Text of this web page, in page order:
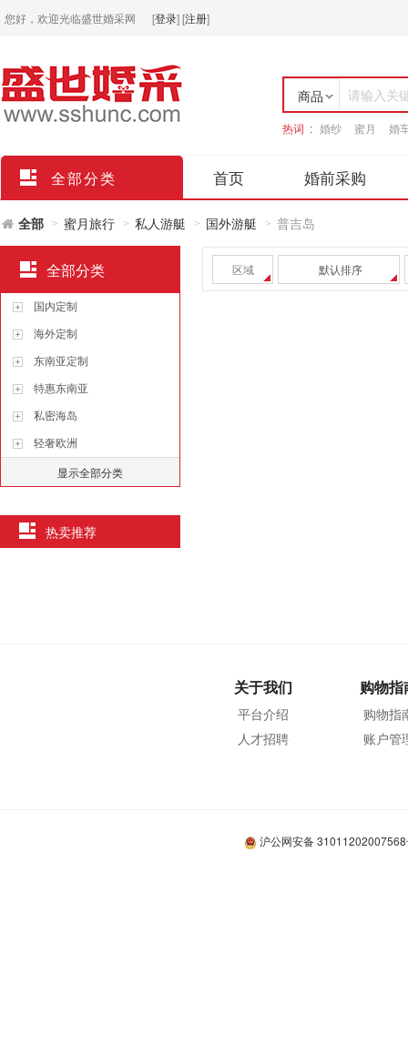
您好，欢迎光临盛世婚采网 [登录][注册]
商品
店铺
请输入关
热词 : 婚纱 蜜月 婚
全部分类 首页 婚前采购
全部 > 蜜月旅行 > 私人游艇 > 国外游艇 > 普吉岛
区域 默认排序
全部分类
国内定制
海外定制
东南亚定制
特惠东南亚
私密海岛
轻奢欧洲
显示全部分类
热卖推荐
关于我们
平台介绍
人才招聘
购物指
购物指
账户管
沪公网安备 31011202007568